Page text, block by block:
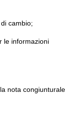
cambio;
le informazioni
nota congiunturale